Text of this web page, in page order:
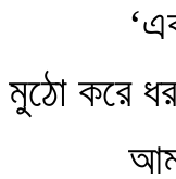
মুঠো করে